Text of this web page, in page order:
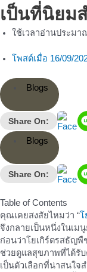
เป็นที่นิยม
ใช้เวลาอ่านประมา
โพสต์เมื่อ 16/09/
Blogs
Share On:
Blogs
Share On:
Table of Contents
คุณเคยสงสัยไหมว่า “โ
จึงกลายเป็นหนึ่งในเ
ก่อนว่าโยเกิร์ตรสธัญพื
ช่วยดูแลสุขภาพที่ได้รั
เป็นตัวเลือกที่น่าสนใจ